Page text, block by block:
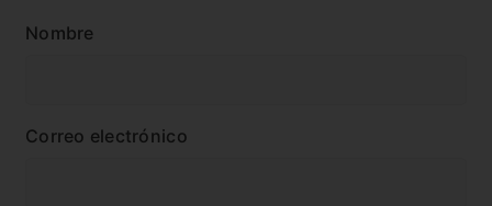
Nombre
Correo electrónico